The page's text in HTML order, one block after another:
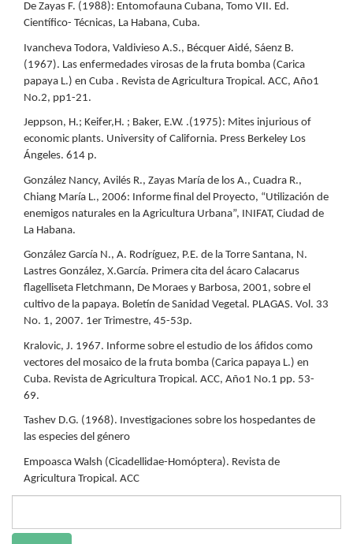
De Zayas F. (1988): Entomofauna Cubana, Tomo VII. Ed.
Científico- Técnicas, La Habana, Cuba.
Ivancheva Todora, Valdivieso A.S., Bécquer Aidé, Sáenz B.
(1967). Las enfermedades virosas de la fruta bomba (Carica
papaya L.) en Cuba . Revista de Agricultura Tropical. ACC, Año1
No.2, pp1-21.
Jeppson, H.; Keifer,H. ; Baker, E.W. .(1975): Mites injurious of
economic plants. University of California. Press Berkeley Los
Ángeles. 614 p.
González Nancy, Avilés R., Zayas María de los A., Cuadra R.,
Chiang María L., 2006: Informe final del Proyecto, “Utilización de
enemigos naturales en la Agricultura Urbana”, INIFAT, Ciudad de
La Habana.
González García N., A. Rodríguez, P.E. de la Torre Santana, N.
Lastres González, X.García. Primera cita del ácaro Calacarus
flagelliseta Fletchmann, De Moraes y Barbosa, 2001, sobre el
cultivo de la papaya. Boletín de Sanidad Vegetal. PLAGAS. Vol. 33
No. 1, 2007. 1er Trimestre, 45-53p.
Kralovic, J. 1967. Informe sobre el estudio de los áfidos como
vectores del mosaico de la fruta bomba (Carica papaya L.) en
Cuba. Revista de Agricultura Tropical. ACC, Año1 No.1 pp. 53-
69.
Tashev D.G. (1968). Investigaciones sobre los hospedantes de
las especies del género
Empoasca Walsh (Cicadellidae-Homóptera). Revista de
Agricultura Tropical. ACC